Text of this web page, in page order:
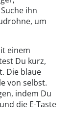
ihn
um
einem
Du kurz,
Die blaue
von selbst.
indem Du
die E-Taste